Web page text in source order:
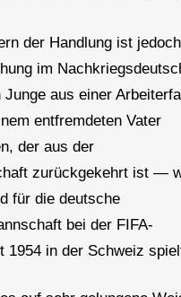
der Handlung ist
im
Junge aus einer
entfremdeten Vater
der aus der
zurückgekehrt ist —
für die deutsche
bei der FIFA-
1954 in der Schweiz